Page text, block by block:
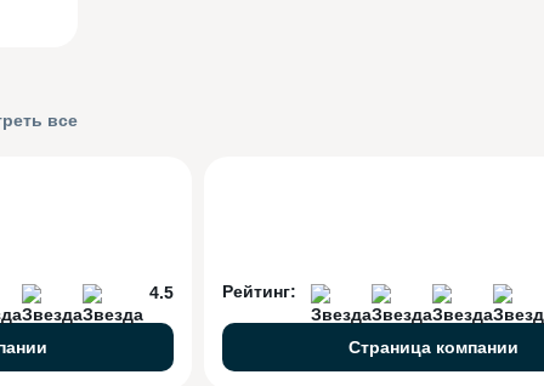
все
4.5 Рейтинг:
Страница компании